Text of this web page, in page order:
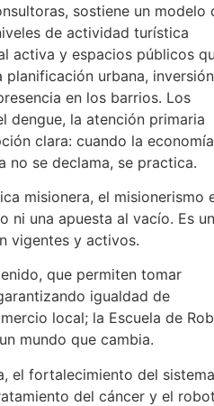
sostiene un modelo
de actividad turística
activa y espacios públicos
urbana, inversión
en los barrios. Los
dengue, la atención primaria
clara: cuando la economía
no se declama, se practica.
misionera, el misionerismo
ni una apuesta al vacío. Es un
vigentes y activos.
que permiten tomar
igualdad de
local; la Escuela de
mundo que cambia.
el fortalecimiento del
del cáncer y el